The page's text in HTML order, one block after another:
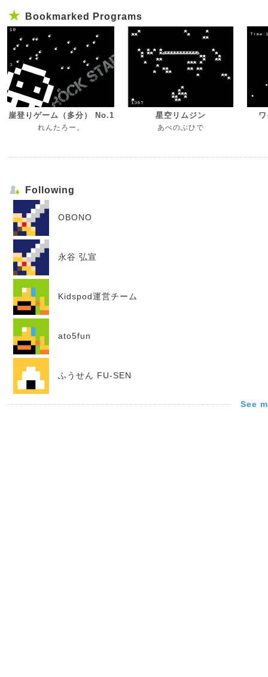
Bookmarked Programs
崖登りゲーム（多分） No.1
れんたろー。
星空リムジン
あべのぶひで
Following
OBONO
永谷 弘宣
Kidspod運営チーム
ato5fun
ふうせん FU-SEN
See